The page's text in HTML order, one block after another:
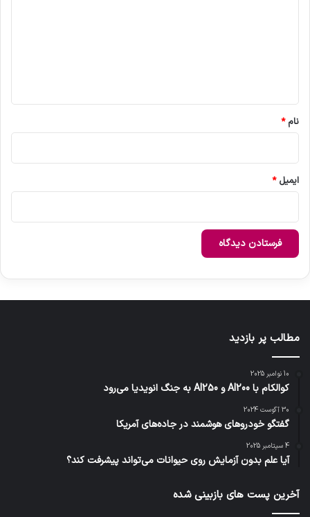
نام*
ایمیل*
مطالب پر بازدید
10 نوامبر 2025
کوالکام با AI200 و AI250 به جنگ انویدیا می‌رود
30 آگوست 2024
گفتگو خودروهای هوشمند در جاده‌های آمریکا
4 سپتامبر 2025
آیا علم بدون آزمایش روی حیوانات می‌تواند پیشرفت کند؟
آخرین پست های بازبینی شده